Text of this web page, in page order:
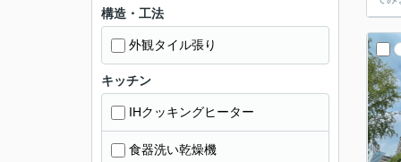
構造・工法
外観タイル張り
キッチン
IHクッキングヒーター
食器洗い乾燥機